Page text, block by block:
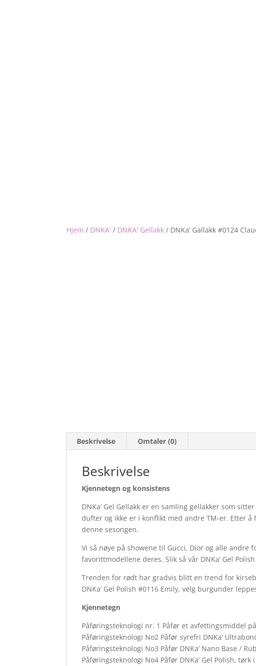
Hjem / DNKA' / DNKA' Gellakk / DNKa’ Gallakk #0124
Beskrivelse Omtaler (0)
Beskrivelse
Kjennetegn og konsistens
DNKa’ Gel Gellakk er en samling gellakker som
dufter og ikke er i konflikt med andre TM-er. Etter å
denne sesongen.
Vi så nøye på showene til Gucci, Dior og alle
favorittmodellene deres. Slik så vår DNKa’ Gel
Trenden for rødt har gradvis blitt en trend for
DNKa’ Gel Polish #0116 Emily, velg burgunder
Kjennetegn
Påføringsteknologi nr. 1 Påfør et avfettingsmiddel
Påføringsteknologi No2 Påfør syrefri DNKa’
Påføringsteknologi No3 Påfør DNKa’ Nano Base /
Påføringsteknologi No4 Påfør DNKa’ Gel Polish,